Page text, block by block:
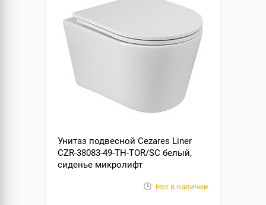
Унитаз подвесной Cezares Liner
CZR-38083-49-TH-TOR/SC белый,
сиденье микролифт
Нет в наличии